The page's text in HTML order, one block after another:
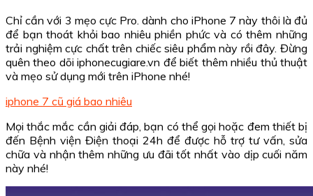
Chỉ cần với 3 mẹo cực Pro. dành cho iPhone 7 này thôi là đủ
để bạn thoát khỏi bao nhiêu phiền phức và có thêm những
trải nghiệm cực chất trên chiếc siêu phẩm này rồi đây. Đừng
quên theo dõi iphonecugiare.vn để biết thêm nhiều thủ thuật
và mẹo sử dụng mới trên iPhone nhé!
iphone 7 cũ giá bao nhiêu
Mọi thắc mắc cần giải đáp, bạn có thể gọi hoặc đem thiết bị
đến Bệnh viện Điện thoại 24h để được hỗ trợ tư vấn, sửa
chữa và nhận thêm những ưu đãi tốt nhất vào dịp cuối năm
này nhé!